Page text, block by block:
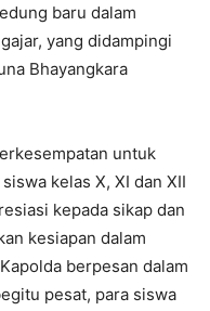
baru dalam
yang didampingi
Bhayangkara
untuk
kelas X, XI dan XII
kepada sikap dan
kesiapan dalam
berpesan dalam
pesat, para siswa